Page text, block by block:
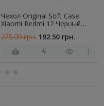
Чехол Original Soft Case
Xiaomi Redmi 12 Черный
275.00 грн. 192.50 грн.